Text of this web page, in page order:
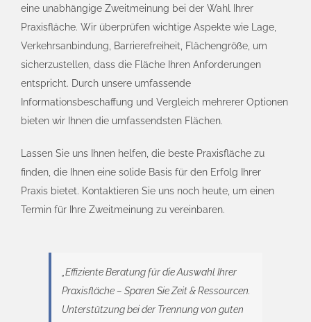
eine unabhängige Zweitmeinung bei der Wahl Ihrer
Praxisfläche. Wir überprüfen wichtige Aspekte wie Lage,
Verkehrsanbindung, Barrierefreiheit, Flächengröße, um
sicherzustellen, dass die Fläche Ihren Anforderungen
entspricht. Durch unsere umfassende
Informationsbeschaffung und Vergleich mehrerer Optionen
bieten wir Ihnen die umfassendsten Flächen.
Lassen Sie uns Ihnen helfen, die beste Praxisfläche zu
finden, die Ihnen eine solide Basis für den Erfolg Ihrer
Praxis bietet. Kontaktieren Sie uns noch heute, um einen
Termin für Ihre Zweitmeinung zu vereinbaren.
„Effiziente Beratung für die Auswahl Ihrer
Praxisfläche – Sparen Sie Zeit & Ressourcen.
Unterstützung bei der Trennung von guten